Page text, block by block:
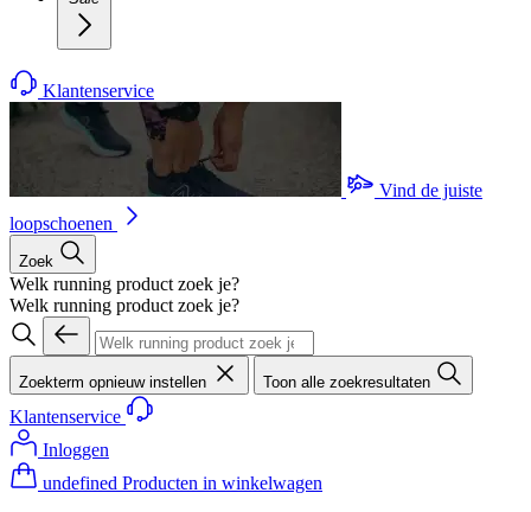
Klantenservice
Vind de juiste
loopschoenen
Zoek
Welk running product zoek je?
Welk running product zoek je?
Zoekterm opnieuw instellen Toon alle zoekresultaten
Klantenservice
Inloggen
undefined Producten in winkelwagen